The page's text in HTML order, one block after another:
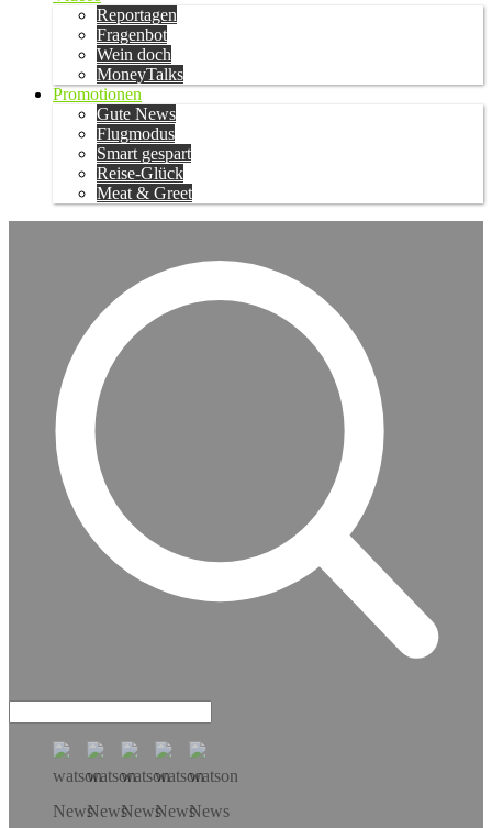
Reportagen
Fragenbot
Wein doch
MoneyTalks
Promotionen
Gute News
Flugmodus
Smart gespart
Reise-Glück
Meat & Greet